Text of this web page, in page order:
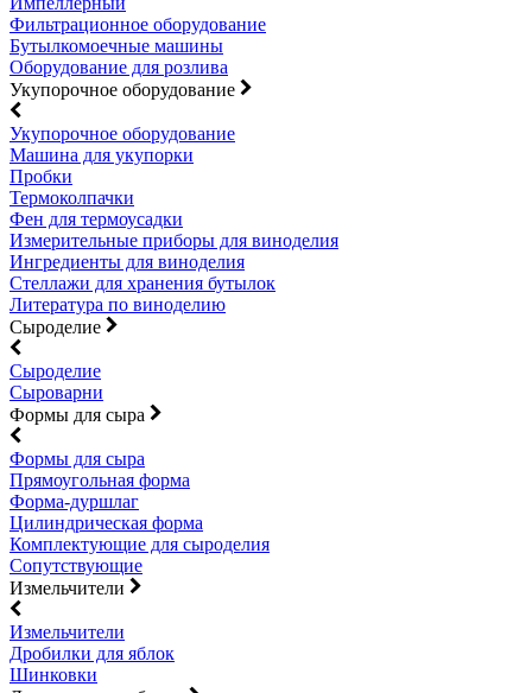
Фильтрационное оборудование
Бутылкомоечные машины
Оборудование для розлива
Укупорочное оборудование
Укупорочное оборудование
Машина для укупорки
Пробки
Термоколпачки
Фен для термоусадки
Измерительные приборы для виноделия
Ингредиенты для виноделия
Стеллажи для хранения бутылок
Литература по виноделию
Сыроделие
Сыроделие
Сыроварни
Формы для сыра
Формы для сыра
Прямоугольная форма
Форма-дуршлаг
Цилиндрическая форма
Комплектующие для сыроделия
Сопутствующие
Измельчители
Измельчители
Дробилки для яблок
Шинковки